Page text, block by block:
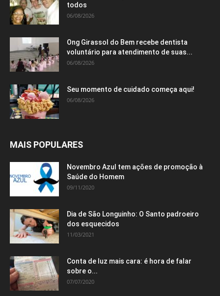
todos
06/08/2026
Ong Girassol do Bem recebe dentista
voluntário para atendimento de suas...
06/08/2026
Seu momento de cuidado começa aqui!
06/08/2026
MAIS POPULARES
Novembro Azul tem ações de promoção à
Saúde do Homem
09/11/2020
Dia de São Longuinho: O Santo padroeiro
dos esquecidos
11/03/2021
Conta de luz mais cara: é hora de falar
sobre o...
07/07/2020